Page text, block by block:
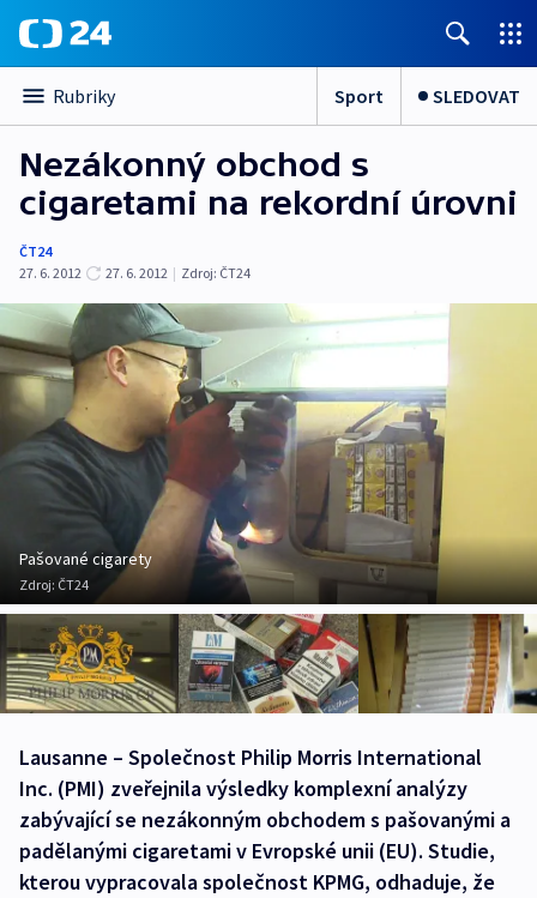
Rubriky Sport SLEDOVAT
Nezákonný obchod s
cigaretami na rekordní úrovni
ČT24
27. 6. 2012
27. 6. 2012 | Zdroj: ČT24
Pašované cigarety
Zdroj: ČT24
Lausanne – Společnost Philip Morris International
Inc. (PMI) zveřejnila výsledky komplexní analýzy
zabývající se nezákonným obchodem s pašovanými a
padělanými cigaretami v Evropské unii (EU). Studie,
kterou vypracovala společnost KPMG, odhaduje, že